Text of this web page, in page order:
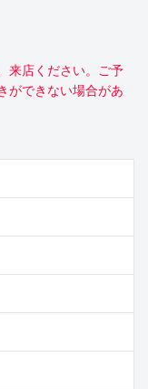
来店ください。ご予
ができない場合があ